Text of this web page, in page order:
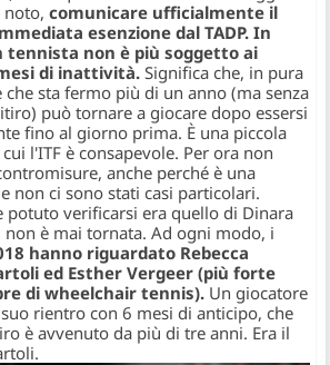
noto,comunicare ufficialmente il
esenzione dal TADP. In
tennista non è più soggetto ai
di inattività. Significa che, in pura
sta fermo più di un anno (ma senza
può tornare a giocare dopo essersi
fino al giorno prima. È una piccola
l'ITF è consapevole. Per ora non
anche perché è una
non ci sono stati casi particolari.
potuto verificarsi era quello di Dinara
non è mai tornata. Ad ogni modo, i
hanno riguardato Rebecca
ed Esther Vergeer (più forte
di wheelchair tennis). Un giocatore
rientro con 6 mesi di anticipo, che
è avvenuto da più di tre anni. Era il